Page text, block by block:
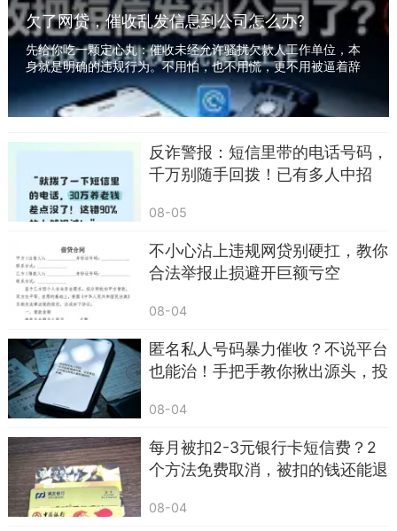
王先生看到“12368”和“立案”“冻结”，瞬间慌了
神，担心影响工资卡使用，差点就给短信里的手机
号转账。幸好他先咨询了懂法律的朋友，才知道这
是催收伪造的短信，根本不是法院官方通知。
（二）真假12368短信，3点快速辨别
12368是全国法院统一的司法服务热线，官方
只会通过这个号码发送真实的司法流程通知，但催
收会用改号软件、伪基站仿冒，两者区别很明显：
真实12368短信（官方通知）
- 内容客观：仅告知案件基本信息，包括受理
法院全称、8位数正式案号、调解员/法官姓名及电
话、调解或应诉时间；
- 无敏感要求：不会带转账链接、不会索要银
- 发送场景：仅针对已进入诉前调解、立案、
开庭流程的案件当事人。
欠了网贷，催收乱发信息到公司怎么办?
先给你吃一颗定心丸：催收未经允许骚扰欠款人工作单位，本
身就是明确的违规行为。不用怕，也不用慌，更不用被逼着辞
职。有一套完整可操作的维权方法，照着做，既...
反诈警报：短信里带的电话号码，
千万别随手回拨！已有多人中招
08-05
不小心沾上违规网贷别硬扛，教你
合法举报止损避开巨额亏空
08-04
匿名私人号码暴力催收？不说平台
也能治！手把手教你揪出源头，投
08-04
每月被扣2-3元银行卡短信费？2
个方法免费取消，被扣的钱还能退
08-04